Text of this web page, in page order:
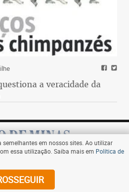
a veracidade da
Assine
em nossos sites. Ao utilizar
essa utilização. Saiba mais em Política de